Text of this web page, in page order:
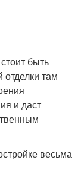
быть
отделки там
и даст
весьма